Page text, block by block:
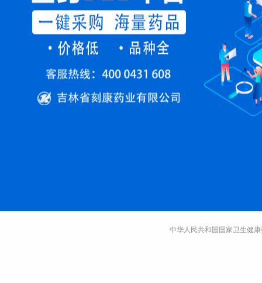
中华人民共和国国家卫生健